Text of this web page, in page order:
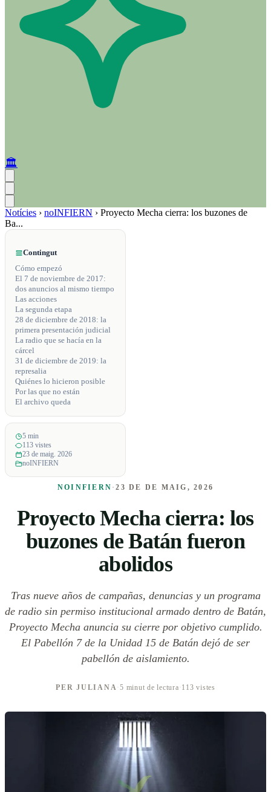
🏛️
Notícies › noINFIERN › Proyecto Mecha cierra: los buzones de
Ba...
Contingut
Cómo empezó
El 7 de noviembre de 2017:
dos anuncios al mismo tiempo
Las acciones
La segunda etapa
28 de diciembre de 2018: la
primera presentación judicial
La radio que se hacía en la
cárcel
31 de diciembre de 2019: la
represalia
Quiénes lo hicieron posible
Por las que no están
El archivo queda
5 min
113 vistes
23 de maig. 2026
noINFIERN
NOINFIERN ·23 DE DE MAIG, 2026
Proyecto Mecha cierra: los
buzones de Batán fueron
abolidos
Tras nueve años de campañas, denuncias y un programa
de radio sin permiso institucional armado dentro de Batán,
Proyecto Mecha anuncia su cierre por objetivo cumplido.
El Pabellón 7 de la Unidad 15 de Batán dejó de ser
pabellón de aislamiento.
PER JULIANA·5 minut de lectura·113 vistes